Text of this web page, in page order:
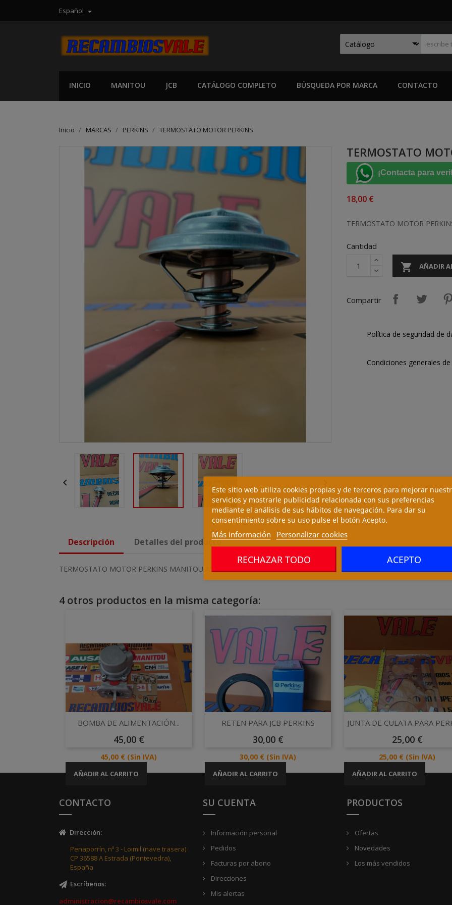
Español 
INICIO MANITOU JCB CATÁLOGO COMPLETO BÚSQUEDA POR MARCA CONTACTO
Inicio MARCAS PERKINS TERMOSTATO MOTOR PERKINS

TERMOSTATO
¡Contacta para
18,00 €
TERMOSTATO MOTOR
Cantidad
 AÑADIR
Compartir
Política de seguridad de
Condiciones generales
Descripción Detalles del producto
TERMOSTATO MOTOR PERKINS MANITOU AS81244
4 otros productos en la misma categoría:
Vista rápida
BOMBA DE ALIMENTACIÓN...
Precio
45,00 €
Precio
45,00 € (Sin IVA)
AÑADIR AL CARRITO
Vista rápida
RETEN PARA JCB PERKINS
Precio
30,00 €
Precio
30,00 € (Sin IVA)
AÑADIR AL CARRITO
Vista rápida
JUNTA DE CULATA PARA
Precio
25,00 €
Precio
25,00 € (Sin IVA)
AÑADIR AL CARRITO
CONTACTO
Dirección:
Penaporrín, nº 3 - Loimil (nave trasera)
CP 36588 A Estrada (Pontevedra),
España
Escríbenos:
administracion@recambiosvale.com
SU CUENTA
Información personal
Pedidos
Facturas por abono
Direcciones
Mis alertas
PRODUCTOS
Ofertas
Novedades
Los más vendidos
Este sitio web utiliza cookies propias y de terceros para mejorar
servicios y mostrarle publicidad relacionada con sus preferencias
mediante el análisis de sus hábitos de navegación. Para dar su
consentimiento sobre su uso pulse el botón Acepto.
Más información Personalizar cookies
RECHAZAR TODO ACEPTO